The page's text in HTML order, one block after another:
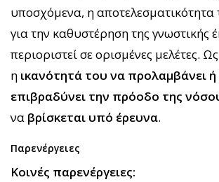
υποσχόμενα, η
για την καθυστέρηση της γνωστικής
περιοριστεί σε ορισμένες μελέτες.
η ικανότητά του να προλαμβάνει
επιβραδύνει την πρόοδο της
να βρίσκεται υπό έρευνα.
Παρενέργειες
Κοινές παρενέργειες: